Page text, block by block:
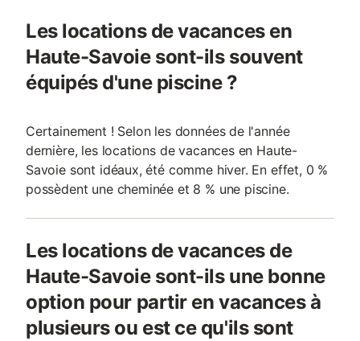
Les locations de vacances en
Haute-Savoie sont-ils souvent
équipés d'une piscine ?
Certainement ! Selon les données de l'année
dernière, les locations de vacances en Haute-
Savoie sont idéaux, été comme hiver. En effet, 0 %
possèdent une cheminée et 8 % une piscine.
Les locations de vacances de
Haute-Savoie sont-ils une bonne
option pour partir en vacances à
plusieurs ou est ce qu'ils sont